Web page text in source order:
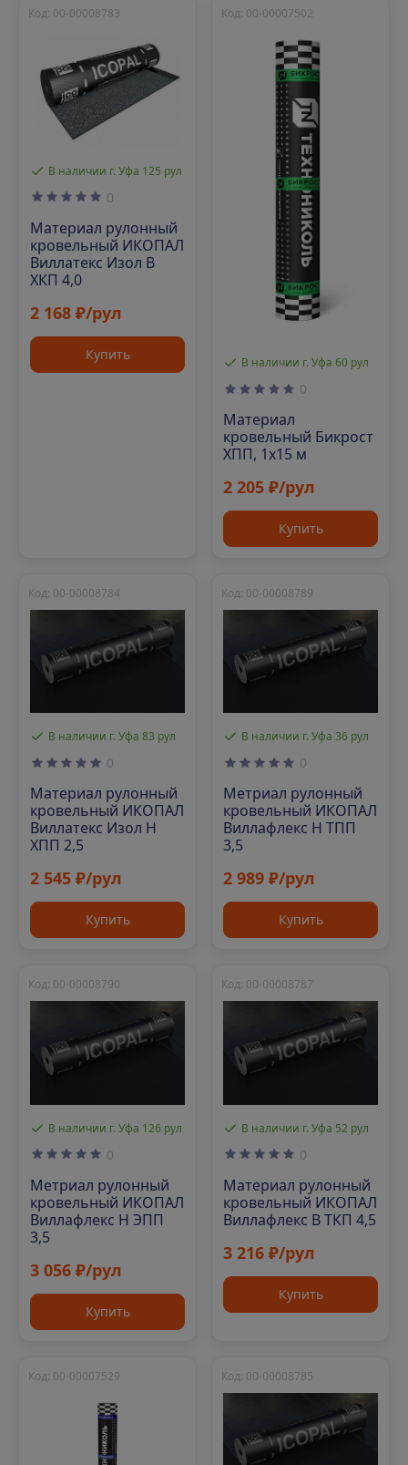
В наличии г. Уфа 125 рул
Код: 00-00008783
0
Материал рулонный
кровельный ИКОПАЛ
Виллатекс Изол В
ХКП 4,0
2 168 ₽/рул
Купить В наличии г. Уфа 60 рул
Код: 00-00007502
0
Материал
кровельный Бикрост
ХПП, 1х15 м
2 205 ₽/рул
Купить
В наличии г. Уфа 83 рул
Код: 00-00008784
0
Материал рулонный
кровельный ИКОПАЛ
Виллатекс Изол Н
ХПП 2,5
2 545 ₽/рул
Купить
В наличии г. Уфа 36 рул
Код: 00-00008789
0
Метриал рулонный
кровельный ИКОПАЛ
Виллафлекс Н ТПП
3,5
2 989 ₽/рул
Купить
В наличии г. Уфа 126 рул
Код: 00-00008790
0
Метриал рулонный
кровельный ИКОПАЛ
Виллафлекс Н ЭПП
3,5
3 056 ₽/рул
Купить
В наличии г. Уфа 52 рул
Код: 00-00008787
0
Материал рулонный
кровельный ИКОПАЛ
Виллафлекс В ТКП 4,5
3 216 ₽/рул
Купить
Код: 00-00007529 Код: 00-00008785